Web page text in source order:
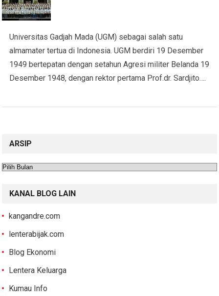
Universitas Gadjah Mada (UGM) sebagai salah satu
almamater tertua di Indonesia. UGM berdiri 19 Desember
1949 bertepatan dengan setahun Agresi militer Belanda 19
Desember 1948, dengan rektor pertama Prof.dr. Sardjito….
ARSIP
Arsip
KANAL BLOG LAIN
kangandre.com
lenterabijak.com
Blog Ekonomi
Lentera Keluarga
Kumau Info